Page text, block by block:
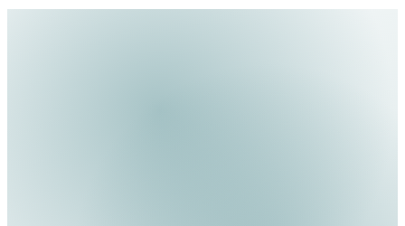
lokale Traditionen hervor und fördert sozialen Wandel.